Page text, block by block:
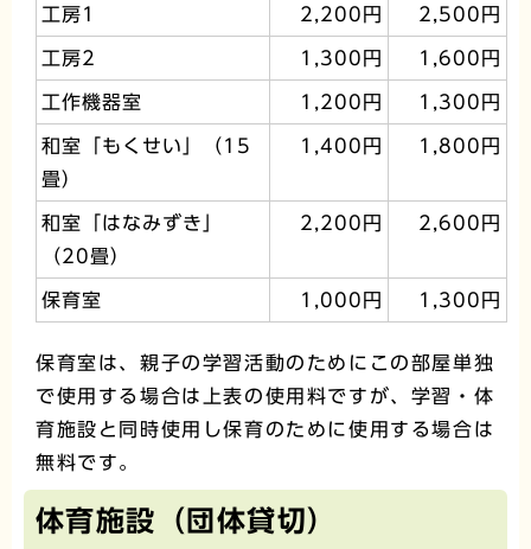
工房1 2,200円 2,500円
工房2 1,300円 1,600円
工作機器室 1,200円 1,300円
和室「もくせい」（15
畳）
1,400円 1,800円
和室「はなみずき」
（20畳）
2,200円 2,600円
保育室 1,000円 1,300円
保育室は、親子の学習活動のためにこの部屋単独
で使用する場合は上表の使用料ですが、学習・体
育施設と同時使用し保育のために使用する場合は
無料です。
体育施設（団体貸切）